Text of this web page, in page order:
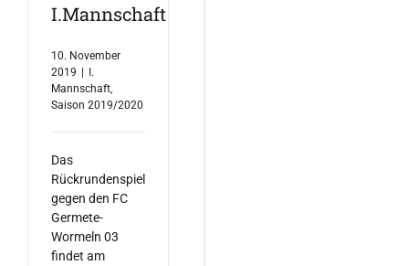
I.Mannschaft
10. November
2019
I.
Mannschaft,
Saison 2019/2020
Das
Rückrundenspiel
gegen den FC
Germete-
Wormeln 03
findet am